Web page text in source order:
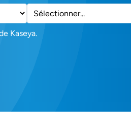
Kaseya.